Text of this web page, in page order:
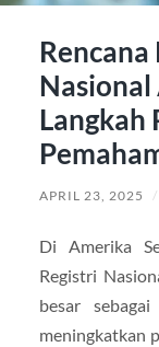
Nasional
Langkah
APRIL 23, 2025 /
Di Amerika
Registri
besar
meningkatkan